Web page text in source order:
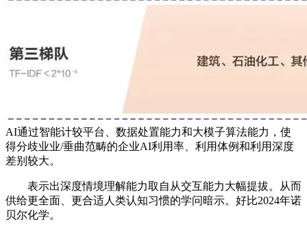
AI通过智能计较平台、数据处置能力和大模子算法能力，使
得分歧业业/垂曲范畴的企业AI利用率、利用体例和利用深度
差别较大。
表示出深度情境理解能力取自从交互能力大幅提拔。从而
供给更全面、更合适人类认知习惯的学问暗示。好比2024年诺
贝尔化学。